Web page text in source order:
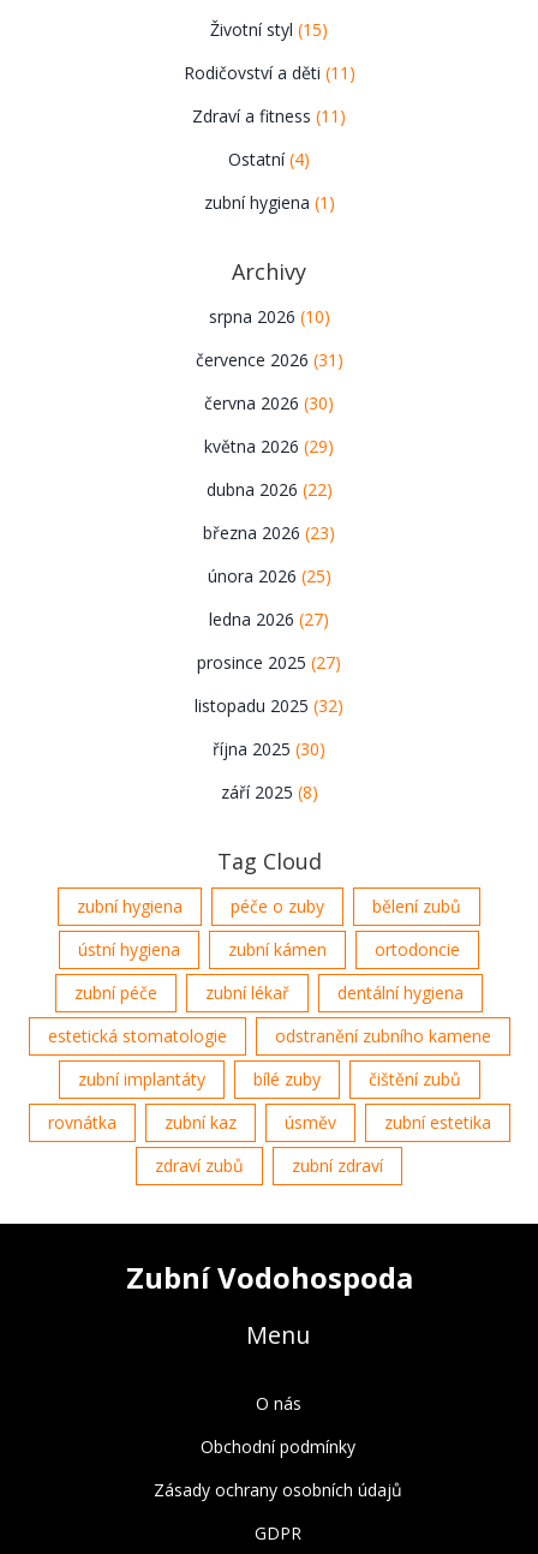
Životní styl (15)
Rodičovství a děti (11)
Zdraví a fitness (11)
Ostatní(4)
zubní hygiena (1)
Archivy
srpna 2026 (10)
července 2026 (31)
června 2026 (30)
května 2026 (29)
dubna 2026 (22)
března 2026 (23)
února 2026 (25)
ledna 2026 (27)
prosince 2025 (27)
listopadu 2025 (32)
října 2025 (30)
září 2025 (8)
Tag Cloud
zubní hygiena péče o zuby
bělení zubů
ústní hygiena
zubní kámen
ortodoncie
zubní péče
zubní lékař
dentální hygiena
estetická stomatologie
odstranění zubního kamene
zubní implantáty
bílé zuby
čištění zubů
rovnátka
zubní kaz úsměv
zubní estetika
zdraví zubů
zubní zdraví
Zubní Vodohospoda
Menu
O nás
Obchodní podmínky
Zásady ochrany osobních údajů
GDPR